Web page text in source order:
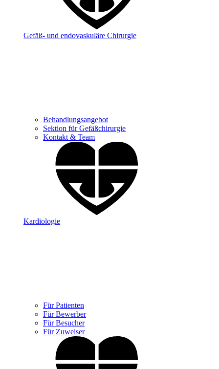
Gefäß- und endovaskuläre Chirurgie
Behandlungsangebot
Sektion für Gefäßchirurgie
Kontakt & Team
Kardiologie
Für Patienten
Für Bewerber
Für Besucher
Für Zuweiser